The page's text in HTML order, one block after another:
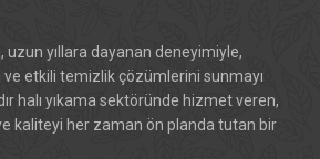
uzun yıllara dayanan deneyimiyle,
etkili temizlik çözümlerini sunmayı
halı yıkama sektöründe hizmet veren,
kaliteyi her zaman ön planda tutan bir